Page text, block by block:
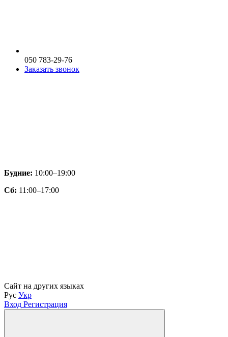
050 783-29-76
Заказать звонок
Будние: 10:00–19:00
Сб: 11:00–17:00
Сайт на других языках
Рус Укр
Вход Регистрация